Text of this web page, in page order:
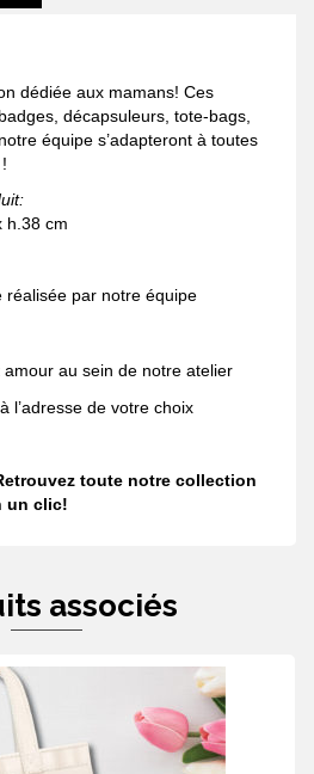
dédiée aux mamans! Ces
décapsuleurs, tote-bags,
équipe s’adapteront à toutes
h.38 cm
réalisée par notre équipe
au sein de notre atelier
l’adresse de votre choix
toute notre collection
un clic!
associés